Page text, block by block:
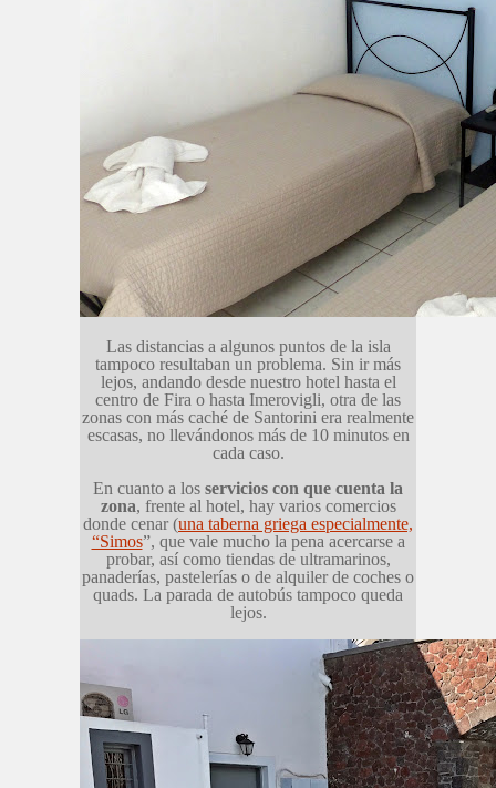
Las distancias a algunos puntos de la isla
tampoco resultaban un problema. Sin ir más
lejos, andando desde nuestro hotel hasta el
centro de Fira o hasta Imerovigli, otra de las
zonas con más caché de Santorini era realmente
escasas, no llevándonos más de 10 minutos en
cada caso.
En cuanto a los servicios con que cuenta la
zona, frente al hotel, hay varios comercios
donde cenar (una taberna griega especialmente,
“Simos”, que vale mucho la pena acercarse a
probar, así como tiendas de ultramarinos,
panaderías, pastelerías o de alquiler de coches o
quads. La parada de autobús tampoco queda
lejos.